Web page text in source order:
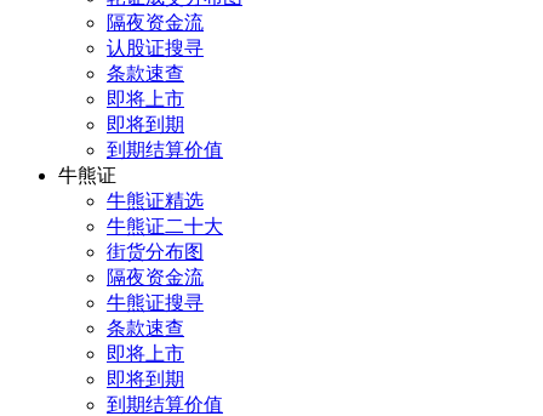
隔夜资金流
认股证搜寻
条款速查
即将上市
即将到期
到期结算价值
牛熊证
牛熊证精选
牛熊证二十大
街货分布图
隔夜资金流
牛熊证搜寻
条款速查
即将上市
即将到期
到期结算价值